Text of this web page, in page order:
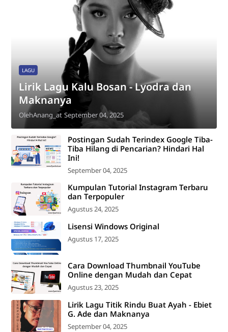
LAGU
Lirik Lagu Kalu Bosan - Lyodra dan
Maknanya
OlehAnang_at September 04, 2025
Postingan Sudah Terindex Google Tiba-
Tiba Hilang di Pencarian? Hindari Hal
Ini!
September 04, 2025
Kumpulan Tutorial Instagram Terbaru
dan Terpopuler
Agustus 24, 2025
Lisensi Windows Original
Agustus 17, 2025
Cara Download Thumbnail YouTube
Online dengan Mudah dan Cepat
Agustus 23, 2025
Lirik Lagu Titik Rindu Buat Ayah - Ebiet
G. Ade dan Maknanya
September 04, 2025